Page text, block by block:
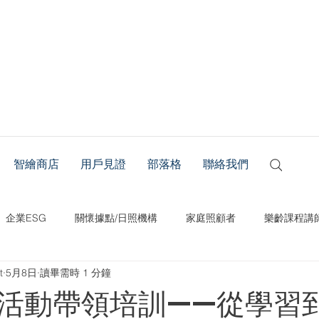
智繪商店 用戶見證 部落格 聯絡我們
企業ESG 關懷據點/日照機構 家庭照顧者 樂齡課程講
動帶領培訓——從學習
5月8日 讀畢需時 1 分鐘